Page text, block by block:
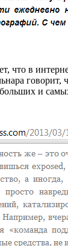
что в
говорит,
и